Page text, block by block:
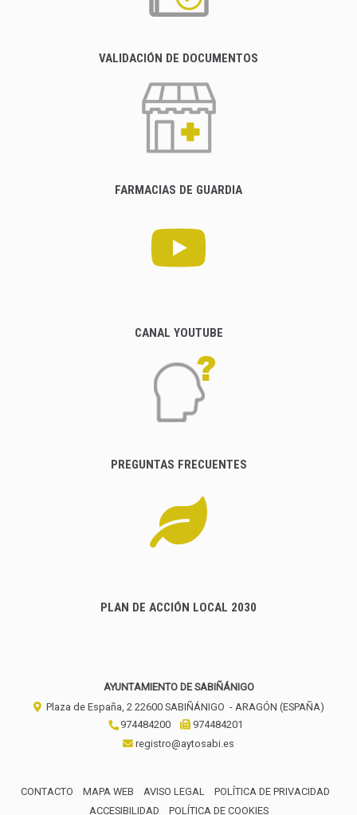
VALIDACIÓN DE DOCUMENTOS
FARMACIAS DE GUARDIA
CANAL YOUTUBE
PREGUNTAS FRECUENTES
PLAN DE ACCIÓN LOCAL 2030
AYUNTAMIENTO DE SABIÑÁNIGO
Plaza de España, 2 22600 SABIÑÁNIGO - ARAGÓN (ESPAÑA)
974484200
974484201
registro@aytosabi.es
CONTACTO MAPA WEB AVISO LEGAL
POLÍTICA DE PRIVACIDAD
ACCESIBILIDAD
POLÍTICA DE COOKIES